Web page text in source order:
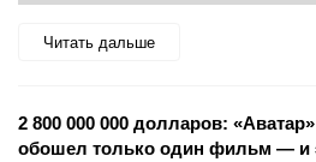
Читать дальше
2 800 000 000 долларов:
обошел только один фильм — и